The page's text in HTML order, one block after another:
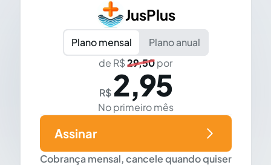
JusPlus
Plano mensal
Plano anual
de R$29,50por
R$ 2,95
No primeiro mês
Cobrança mensal, cancele quando quiser
Assinar